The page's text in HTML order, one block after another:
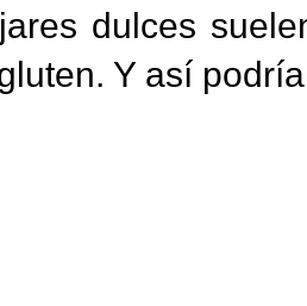
dulces
Y así